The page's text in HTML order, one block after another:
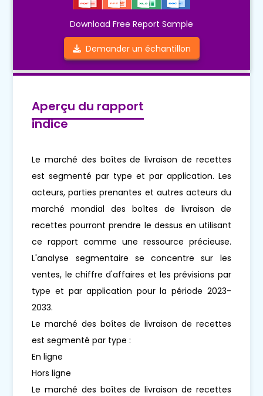
Download Free Report Sample
Demander un échantillon
Aperçu du rapport
indice
Le marché des boîtes de livraison de recettes
est segmenté par type et par application. Les
acteurs, parties prenantes et autres acteurs du
marché mondial des boîtes de livraison de
recettes pourront prendre le dessus en utilisant
ce rapport comme une ressource précieuse.
L'analyse segmentaire se concentre sur les
ventes, le chiffre d'affaires et les prévisions par
type et par application pour la période 2023-
2033.
Le marché des boîtes de livraison de recettes
est segmenté par type :
En ligne
Hors ligne
Le marché des boîtes de livraison de recettes